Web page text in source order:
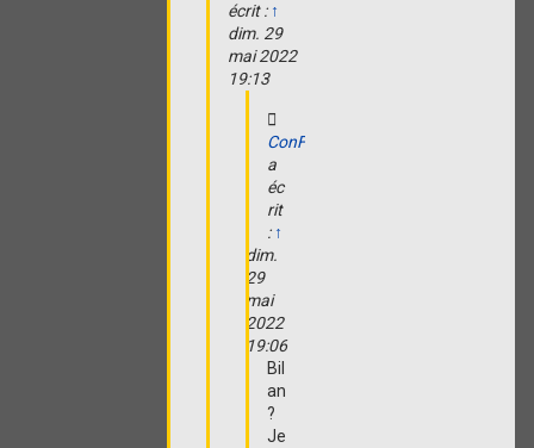
écrit : ↑
dim. 29
mai 2022
19:13
ConFucKamus
a
éc
rit
: ↑
dim.
29
mai
2022
19:06
Bil
an
?
Je